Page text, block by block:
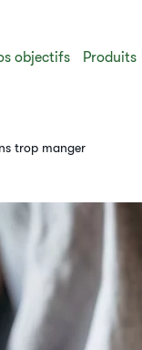
objectifs Produits
trop manger​